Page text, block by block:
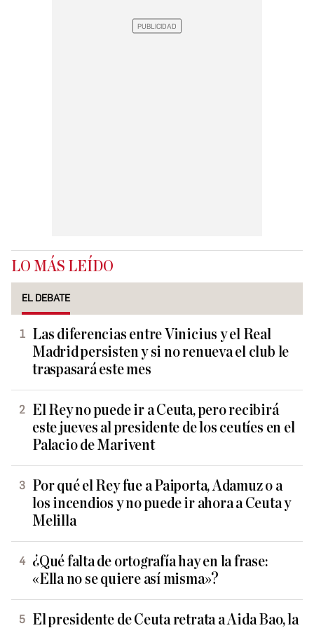
LO MÁS LEÍDO
EL DEBATE
Las diferencias entre Vinicius y el Real
Madrid persisten y si no renueva el club le
traspasará este mes
El Rey no puede ir a Ceuta, pero recibirá
este jueves al presidente de los ceutíes en el
Palacio de Marivent
Por qué el Rey fue a Paiporta, Adamuz o a
los incendios y no puede ir ahora a Ceuta y
Melilla
¿Qué falta de ortografía hay en la frase:
«Ella no se quiere así misma»?
El presidente de Ceuta retrata a Aida Bao, la